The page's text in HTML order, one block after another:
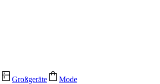
Großgeräte Mode